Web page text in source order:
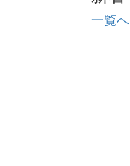
一覧へ